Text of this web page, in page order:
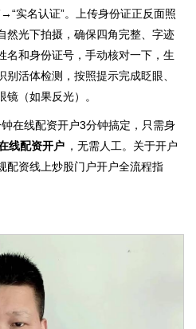
实名认证”。上传身份证正反面照
然光下拍摄，确保四角完整、字迹
名和身份证号，手动核对一下，生
活体检测，按照提示完成眨眼、
（如果反光）。
在线配资开户3分钟搞定，只需身
线配资开户 ，无需人工。关于开户
配资线上炒股门户开户全流程指